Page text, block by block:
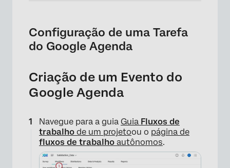
Configuração de uma Tarefa
do Google Agenda
Criação de um Evento do
Google Agenda
Navegue para a guia Guia Fluxos de
trabalho de um projetoou o página de
fluxos de trabalho autônomos.